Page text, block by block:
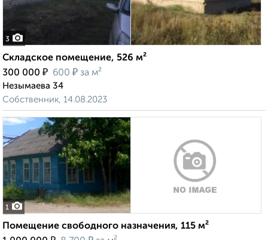
3
Складское помещение, 526 м²
300 000 ₽ 600 ₽ за м²
Незымаева 34
Собственник, 14.08.2023
1
Помещение свободного назначения, 115 м²